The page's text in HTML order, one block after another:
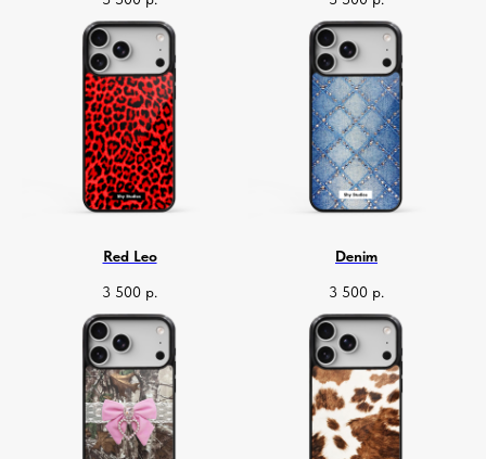
Red Leo
3 500 р.
Denim
3 500 р.